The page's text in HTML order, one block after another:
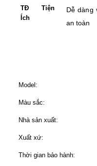
TĐ Tiện
Ích
Dễ dàng
an toàn
Model:
Màu sắc:
Nhà sản xuất:
Xuất xứ:
Thời gian bảo hành: